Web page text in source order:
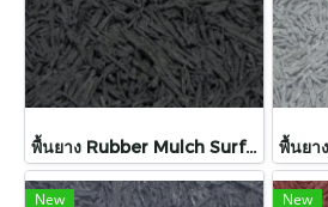
พื้นยาง Rubber Mulch Surfacing
New New